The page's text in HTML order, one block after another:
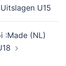
U15
:Made (NL)